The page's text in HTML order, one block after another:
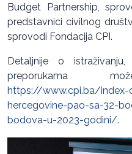
Budget Partnership,
predstavnici civilnog
sprovodi Fondacija CPI.
Detaljnije o
preporukama
https://www.cpi.ba/
hercegovine-pao-sa-32-
bodova-u-2023-godini/.